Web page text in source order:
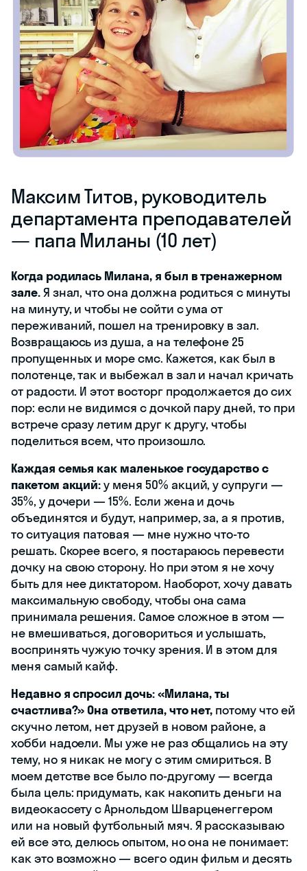
Максим Титов, руководитель
департамента преподавателей
— папа Миланы (10 лет)
Когда родилась Милана, я был в тренажерном
зале.Я знал, что она должна родиться с минуты
на минуту, и чтобы не сойти с ума от
переживаний, пошел на тренировку в зал.
Возвращаюсь из душа, а на телефоне 25
пропущенных и море смс. Кажется, как был в
полотенце, так и выбежал в зал и начал кричать
от радости. И этот восторг продолжается до сих
пор: если не видимся с дочкой пару дней, то при
встрече сразу летим друг к другу, чтобы
поделиться всем, что произошло.
Каждая семья как маленькое государство с
пакетом акций:у меня 50% акций, у супруги —
35%, у дочери — 15%. Если жена и дочь
объединятся и будут, например, за‎, а я против‎,
то ситуация патовая — мне нужно что-то
решать. Скорее всего, я постараюсь перевести
дочку на свою сторону. Но при этом я не хочу
быть для нее диктатором. Наоборот, хочу давать
максимальную свободу, чтобы она сама
принимала решения. Самое сложное в этом —
не вмешиваться, договориться и услышать,
воспринять чужую точку зрения. И в этом для
меня самый кайф.
Недавно я спросил дочь: «‎Милана, ты
счастлива?» Она ответила, что нет, потому что ей
скучно летом, нет друзей в новом районе, а
хобби надоели. Мы уже не раз общались на эту
тему, но я никак не могу с этим смириться. В
моем детстве все было по-другому — всегда
была цель: придумать, как накопить деньги на
видеокассету с Арнольдом Шварценеггером
или на новый футбольный мяч. Я рассказываю
ей все это, делюсь опытом, но она не понимает:
как это возможно — всего один фильм и десять